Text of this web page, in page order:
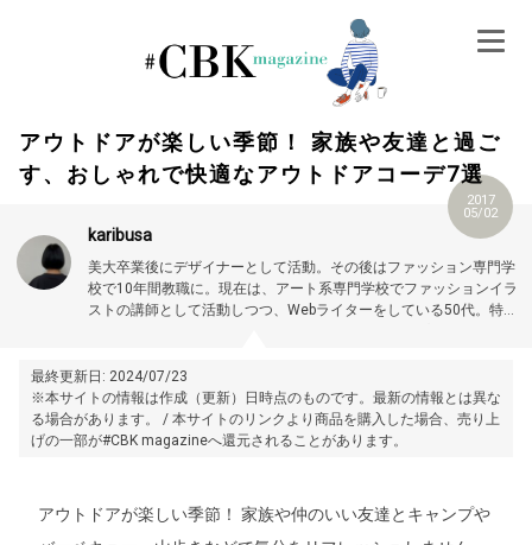
アウトドアが楽しい季節！ 家族や友達と過ご
す、おしゃれで快適なアウトドアコーデ7選
2017
05/02
karibusa
美大卒業後にデザイナーとして活動。その後はファッション専門学
校で10年間教職に。現在は、アート系専門学校でファッションイラ
ストの講師として活動しつつ、Webライターをしている50代。特に
最終更新日: 2024/07/23
※本サイトの情報は作成（更新）日時点のものです。最新の情報とは異な
る場合があります。 / 本サイトのリンクより商品を購入した場合、売り上
げの一部が#CBK magazineへ還元されることがあります。
アウトドアが楽しい季節！ 家族や仲のいい友達とキャンプや